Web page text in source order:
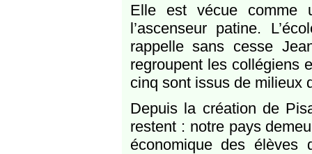
Elle est vécue comme
l’ascenseur patine.
rappelle sans cesse
regroupent les collégiens
cinq sont issus de milieux
Depuis la création de
restent : notre pays
économique des élèves